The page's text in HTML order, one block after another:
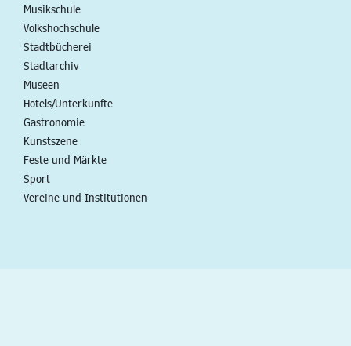
Musikschule
Volkshochschule
Stadtbücherei
Stadtarchiv
Museen
Hotels/Unterkünfte
Gastronomie
Kunstszene
Feste und Märkte
Sport
Vereine und Institutionen